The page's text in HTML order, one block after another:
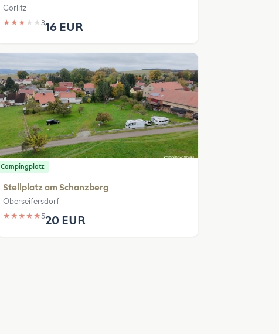
Görlitz
★ ★ ★ ★ ★ 316 EUR
Campingplatz
Stellplatz am Schanzberg
Oberseifersdorf
★ ★ ★ ★ ★520 EUR